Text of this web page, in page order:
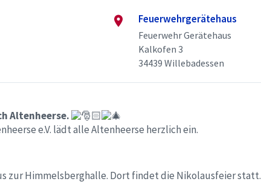
Feuerwehrgerätehaus
Feuerwehr Gerätehaus
Kalkofen 3
34439 Willebadessen
Altenheerse.
e.V. lädt alle Altenheerse herzlich ein.
zur Himmelsberghalle. Dort findet die Nikolausfeier statt.